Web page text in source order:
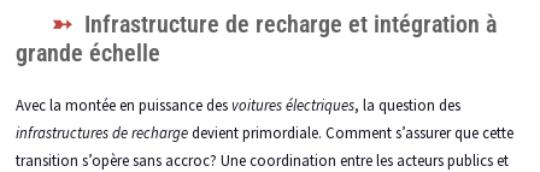
Infrastructure de recharge et intégration à
grande échelle
Avec la montée en puissance desvoitures électriques, la question des
infrastructures de rechargedevient primordiale. Comment s’assurer que cette
transition s’opère sans accroc? Une coordination entre les acteurs publics et